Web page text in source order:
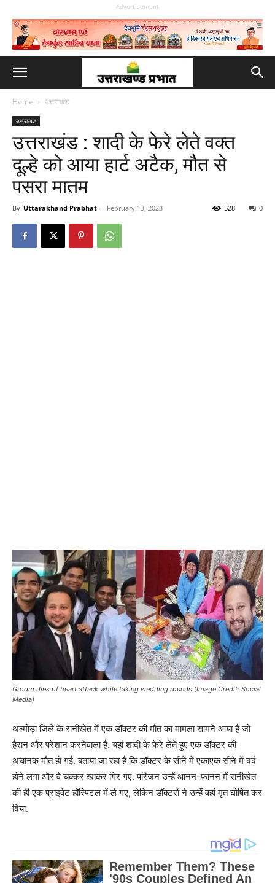
Advertisement
Home उत्तराखंड
उत्तराखंड
उत्तराखंड : शादी के फेरे लेते वक्त
दूल्हे को आया हार्ट अटैक, मौत से
पसरा मातम
By Uttarakhand Prabhat - February 13, 2023 0
528
Groom dies of heart attack while taking wedding rounds (Image Credit: Social
Media)
अल्मोड़ा जिले के रानीखेत में एक डॉक्टर की मौत का मामला सामने आया है जो
हैरान और परेशान करनेवाला है. यहां शादी के फेरे लेते हुए एक डॉक्टर की
अचानक मौत हो गई. बताया जा रहा है कि डॉक्टर के सीने में एकाएक सीने में दर्द
होने लगा और वे चक्कर खाकर गिर गए. परिजन उन्हें आनन-फानन में रानीखेत
की ही एक प्राइवेट हॉस्पिटल में ले गए, लेकिन डॉक्टरों ने उन्हें वहां मृत घोषित कर
दिया.